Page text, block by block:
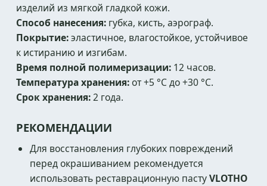
изделий из мягкой гладкой кожи.
Способ нанесения: губка, кисть, аэрограф.
Покрытие:эластичное, влагостойкое, устойчивое
к истиранию и изгибам.
Время полной полимеризации: 12 часов.
Температура хранения:от +5 °C до +30 °C.
Срок хранения:2 года.
РЕКОМЕНДАЦИИ
Для восстановления глубоких повреждений
перед окрашиванием рекомендуется
использовать реставрационную пастуVLOTHO